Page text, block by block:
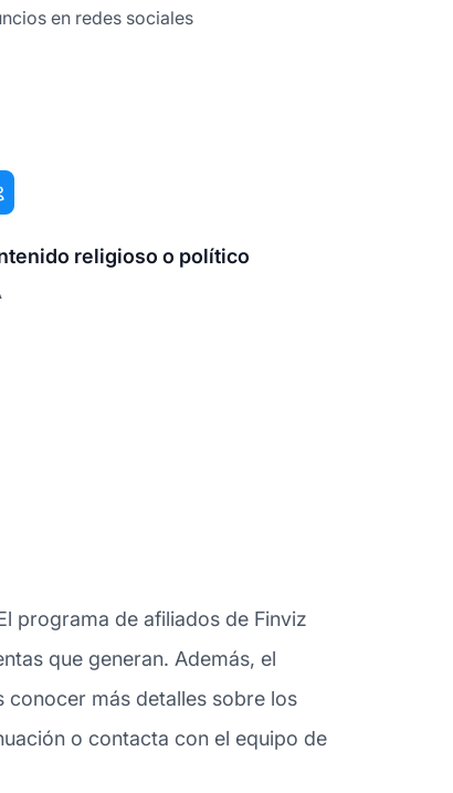
en redes sociales
religioso o político
programa de afiliados de Finviz
que generan. Además, el
conocer más detalles sobre los
o contacta con el equipo de